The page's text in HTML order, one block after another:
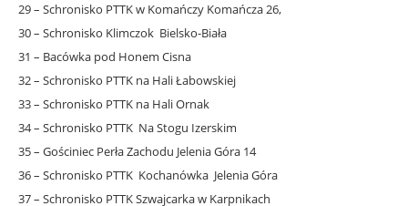
29 – Schronisko PTTK w Komańczy Komańcza 26,
30 – Schronisko Klimczok Bielsko-Biała
31 – Bacówka pod Honem Cisna
32 – Schronisko PTTK na Hali Łabowskiej
33 – Schronisko PTTK na Hali Ornak
34 – Schronisko PTTK Na Stogu Izerskim
35 – Gościniec Perła Zachodu Jelenia Góra 14
36 – Schronisko PTTK Kochanówka Jelenia Góra
37 – Schronisko PTTK Szwajcarka w Karpnikach